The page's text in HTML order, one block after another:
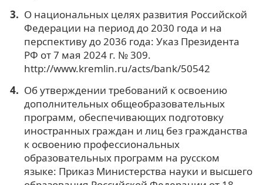
О национальных целях развития Российской
Федерации на период до 2030 года и на
перспективу до 2036 года: Указ Президента
РФ от 7 мая 2024 г. № 309.
http://www.kremlin.ru/acts/bank/50542
Об утверждении требований к освоению
дополнительных общеобразовательных
программ, обеспечивающих подготовку
иностранных граждан и лиц без гражданства
к освоению профессиональных
образовательных программ на русском
языке: Приказ Министерства науки и высшего